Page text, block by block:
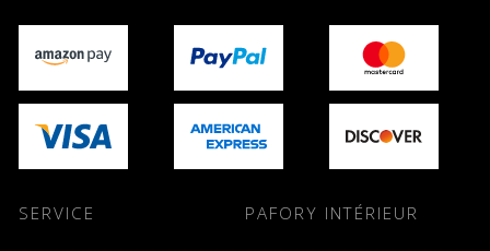
SERVICE PAFORY INTÉRIEUR